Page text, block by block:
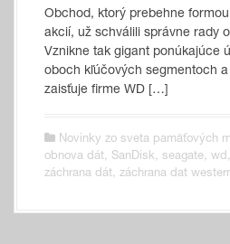
Ob­chod, kto­rý pre­beh­ne
ak­cií, už schvá­li­li správ­ne ra­dy
Vznik­ne tak gi­gant po­nú­ka­jú­ce
oboch kľú­čo­vých seg­men­toch
za­is­ťu­je fir­me WD […]
Novinky zo sveta pamäťových
obnova dát, SanDisk, seagate, wd,
záchrana dát, záchrana dat